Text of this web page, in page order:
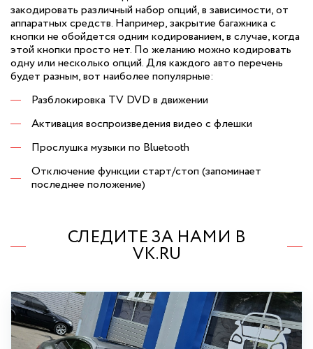
закодировать различный набор опций, в зависимости, от
аппаратных средств. Например, закрытие багажника с
кнопки не обойдется одним кодированием, в случае, когда
этой кнопки просто нет. По желанию можно кодировать
одну или несколько опций. Для каждого авто перечень
будет разным, вот наиболее популярные:
Разблокировка TV DVD в движении
Активация воспроизведения видео с флешки
Прослушка музыки по Bluetooth
Отключение функции старт/стоп (запоминает
последнее положение)
СЛЕДИТЕ ЗА НАМИ В
VK.RU